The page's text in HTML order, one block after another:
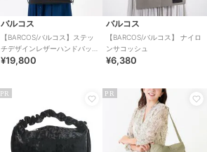
バルコス
【BARCOS/バルコス】ステッ
チデザインレザーハンドバッ
グ
¥19,800
バルコス
【BARCOS/バルコス】 ナイロ
ンサコッシュ
¥6,380
PR PR